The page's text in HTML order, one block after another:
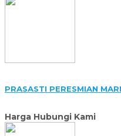
PRASASTI PERESMIAN
Harga Hubungi Kami